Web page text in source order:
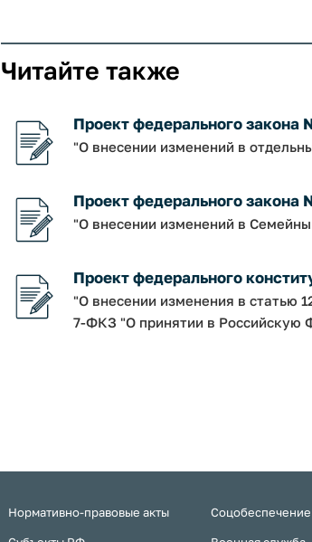
Читайте также
Проект федерального закона
"О внесении изменений в
Проект федерального закона
"О внесении изменений в
Проект федерального
"О внесении изменения в статью
7-ФКЗ "О принятии в Российскую
Нормативно-правовые акты Соцобеспечение